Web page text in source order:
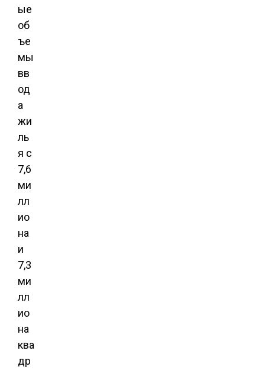
ые
об
ъе
мы
вв
од
а
жи
ль
я с
7,6
ми
лл
ио
на
и
7,3
ми
лл
ио
на
ква
др